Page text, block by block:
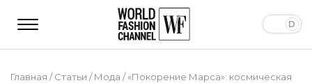
Главная /Статьи /Мода /«Покорение Марса»: космическая